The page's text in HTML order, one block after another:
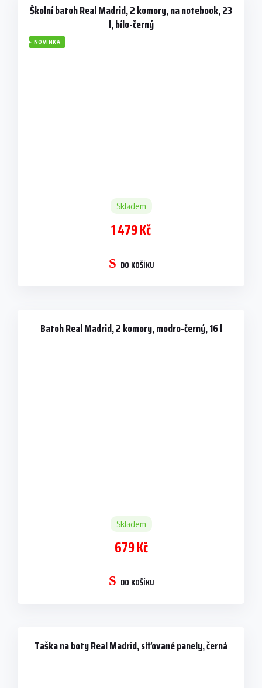
Školní batoh Real Madrid, 2 komory, na notebook, 23
l, bílo-černý
NOVINKA
Skladem
1 479 Kč
DO KOŠÍKU
Batoh Real Madrid, 2 komory, modro-černý, 16 l
Skladem
679 Kč
DO KOŠÍKU
Taška na boty Real Madrid, síťované panely, černá